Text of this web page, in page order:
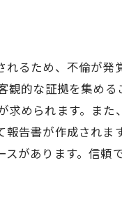
るため、不倫が発
観的な証拠を集める
められます。また
告書が作成されま
があります。信頼